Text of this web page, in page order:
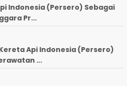
Indonesia (Persero) Sebagai
Pr...
Api Indonesia (Persero)
...